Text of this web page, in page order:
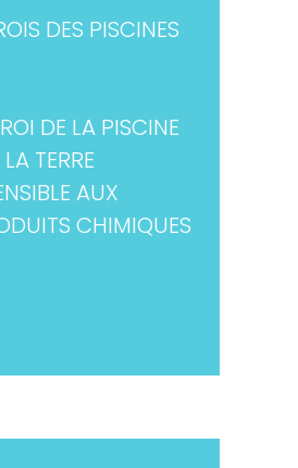
DES PISCINES
DE LA PISCINE
TERRE
AUX
CHIMIQUES